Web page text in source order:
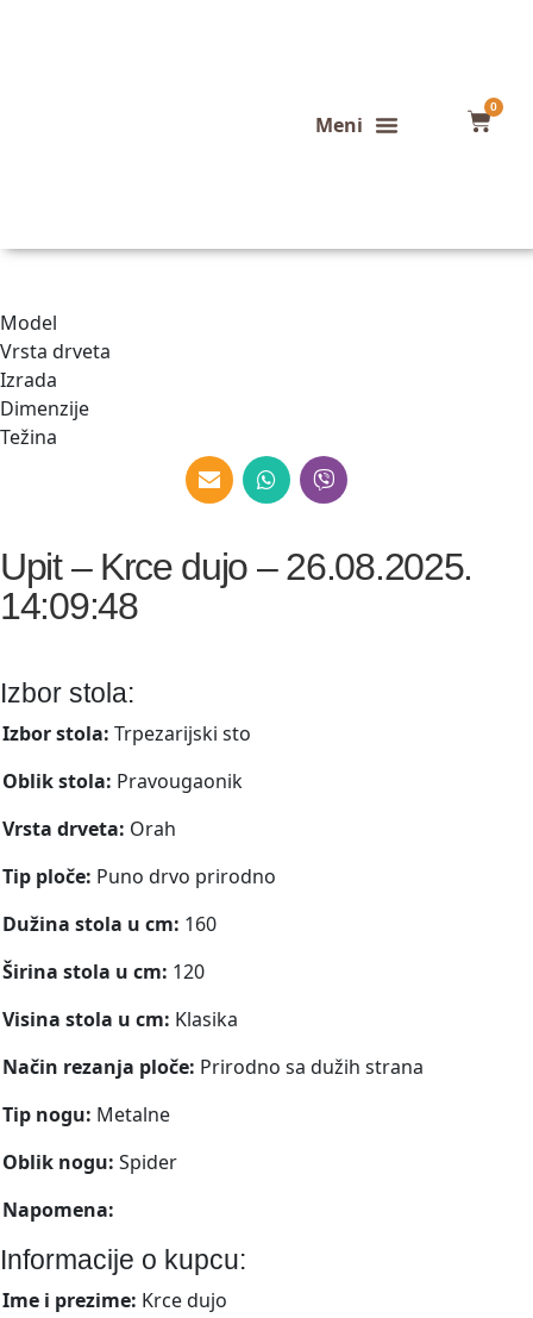
0
Model
Vrsta drveta
Izrada
Dimenzije
Težina
Upit – Krce dujo – 26.08.2025.
14:09:48
Izbor stola:
Izbor stola: Trpezarijski sto
Oblik stola: Pravougaonik
Vrsta drveta: Orah
Tip ploče: Puno drvo prirodno
Dužina stola u cm: 160
Širina stola u cm: 120
Visina stola u cm: Klasika
Način rezanja ploče: Prirodno sa dužih strana
Tip nogu: Metalne
Oblik nogu: Spider
Napomena:
Informacije o kupcu:
Ime i prezime: Krce dujo